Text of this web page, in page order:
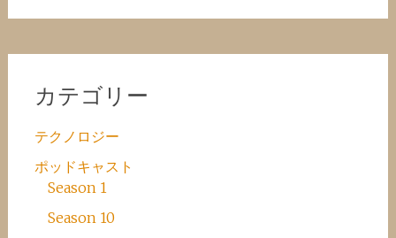
カテゴリー
テクノロジー
ポッドキャスト
Season 1
Season 10